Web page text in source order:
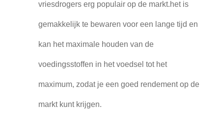
vriesdrogers erg populair op de markt.het is
gemakkelijk te bewaren voor een lange tijd en
kan het maximale houden van de
voedingsstoffen in het voedsel tot het
maximum, zodat je een goed rendement op de
markt kunt krijgen.